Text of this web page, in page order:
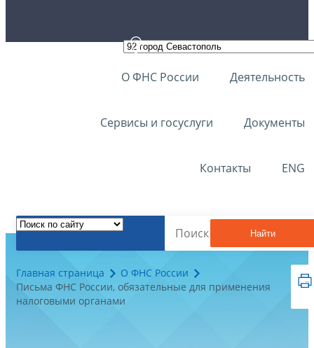
О ФНС России Деятельность
Сервисы и госуслуги Документы
Контакты ENG
Найти
Главная страница
О ФНС России
Письма ФНС России, обязательные для применения
налоговыми органами